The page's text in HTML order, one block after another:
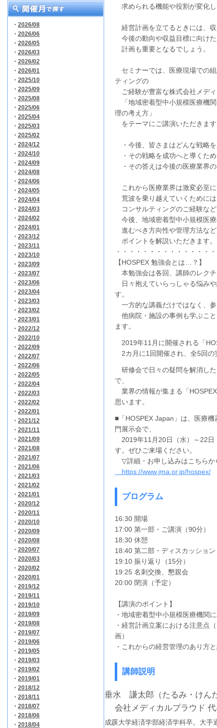
・ 2026/08
・ 2026/06
・ 2026/05
・ 2026/03
・ 2026/02
・ 2026/01
・ 2025/10
・ 2025/09
・ 2025/08
・ 2025/06
・ 2025/04
・ 2025/03
・ 2025/02
・ 2024/12
・ 2024/10
・ 2024/09
・ 2024/08
・ 2024/06
・ 2024/05
・ 2024/04
・ 2024/03
・ 2024/02
・ 2024/01
・ 2023/12
・ 2023/11
・ 2023/10
・ 2023/09
・ 2023/07
・ 2023/06
・ 2023/04
・ 2023/03
・ 2023/02
・ 2023/01
・ 2022/12
・ 2022/10
・ 2022/09
・ 2022/07
・ 2022/06
・ 2022/05
・ 2022/04
・ 2022/03
・ 2022/02
・ 2022/01
・ 2021/12
・ 2021/11
・ 2021/09
・ 2021/08
・ 2021/07
・ 2021/06
・ 2021/03
・ 2021/02
・ 2021/01
・ 2020/12
・ 2020/11
・ 2020/10
・ 2020/09
・ 2020/08
・ 2020/07
・ 2020/03
・ 2020/02
・ 2020/01
・ 2019/12
・ 2019/11
・ 2019/10
・ 2019/09
・ 2019/08
・ 2019/07
・ 2019/06
・ 2019/05
・ 2019/03
・ 2019/02
・ 2019/01
・ 2018/12
・ 2018/11
・ 2018/07
・ 2018/06
・ 2018/04
求められる機能や役割が変化
経営計画を立てるときには、
今後の動向や収益目標に向け
計画も重要となるでしょう。
セミナーでは、医療現場での
ティングの
ご経験が豊富な株式会社メデ
「地域密着型中小規模医療機
理の考え方」
をテーマにご講演いただきま
・今後、皆さまはどんな戦略
・その戦略を成功へと導くた
・その答えは今後の医療業界
これから医療業界は激変必至
荒波を乗り越えていくために
コンサルティングのご経験な
今後、地域密着型中小規模医
進むべき方向性や管理方法な
ポイントを解説いただきます。
・・・・・・・・・・・・・・
【HOSPEX 勉強会とは…？】
本勉強会は各回、講師のレク
日々抱えていらっしゃる悩み
す。
一方的な講義だけではなく、
他病院・施設の事例も学ぶこ
ます。
2019年11月に開催される「
2カ月に1回開催され、全5回の
研修会で日々の疑問を解消し
で、
業界の情報が集まる「
思います。
■「HOSPEX Japan」は、医療
門展示会で、
2019年11月20日（水）～22日
す。ぜひご来場ください。
▽詳細・お申し込みはこちらか
https://www.jma.or.jp/hospex/
プログラム
16:30 開場
17:00 第一部・ご講演（90分）
18:30 休憩
18:40 第二部・ディスカッショ
19:10 振り返り（15分）
19:25 名刺交換、懇親会
20:00 閉演（予定）
【講演のポイント】
・地域密着型中小規模医療機関
・経営計画立案における注意点
画）
・これからの経営管理のあり方
講師説明
垂水 謙太郎（たるみ・けん
会社メディカルプラウド
成蹊大学経済学部経済学科卒。大手